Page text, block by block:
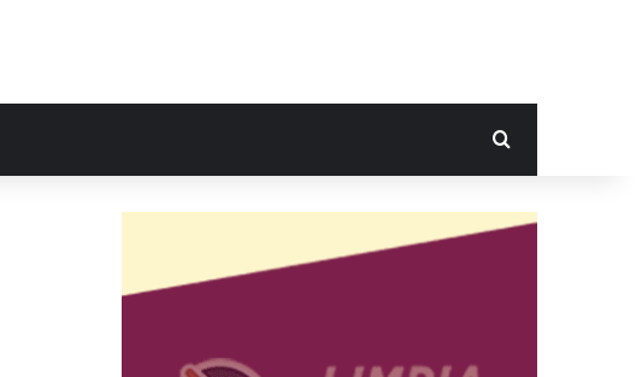
Search for